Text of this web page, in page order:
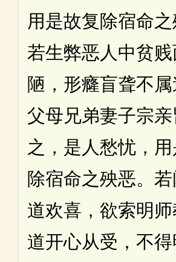
用是故复除宿命之
若生弊恶人中贫贱
陋，形癃盲聋不属
父母兄弟妻子宗
之，是人愁忧，用
除宿命之殃恶。
道欢喜，欲索明
道开心从受，不